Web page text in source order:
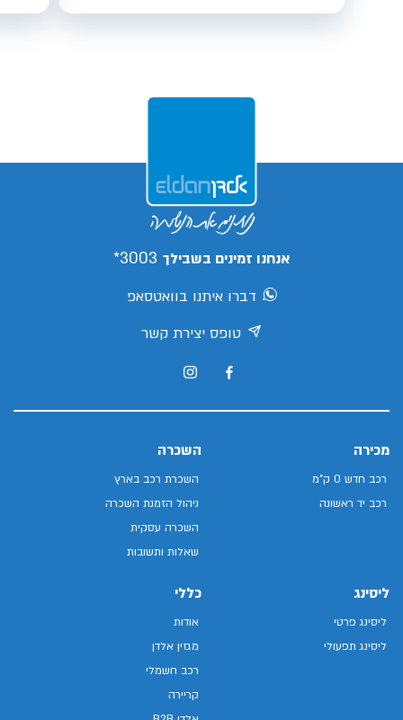
אנחנו זמינים בשבילך 3003*
דברו איתנו בוואטסאפ
טופס יצירת קשר
מכירה
רכב חדש 0 ק"מ
רכב יד ראשונה
השכרה
השכרת רכב בארץ
ניהול הזמנת השכרה
השכרה עסקית
שאלות ותשובות
ליסינג
ליסינג פרטי
ליסינג תפעולי
כללי
אודות
מגזין אלדן
רכב חשמלי
קריירה